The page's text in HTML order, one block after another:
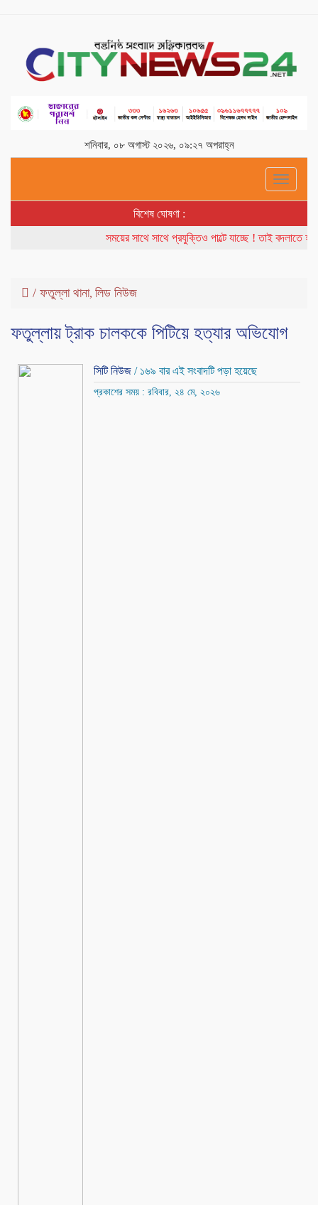
শনিবার, ০৮ অগাস্ট ২০২৬, ০৯:২৭ অপরাহ্ন
Toggle
বিশেষ ঘোষণা :
সময়ের সাথে সাথে প্রযুক্তিও পাল্টে যাচ্ছে ! তাই বদলাতে
/ ফতুল্লা থানা, লিড নিউজ
ফতুল্লায় ট্রাক চালককে পিটিয়ে হত্যার অভিযোগ
সিটি নিউজ / ১৬৯ বার এই সংবাদটি পড়া হয়েছে
প্রকাশের সময় : রবিবার, ২৪ মে, ২০২৬